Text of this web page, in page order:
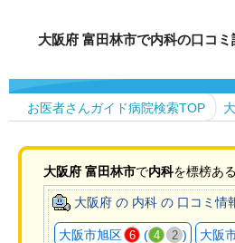
大阪府 富田林市で内科の口コ
お医者さんガイド病院検索TOP
大阪府 富田林市で内科を標榜あ
大阪府 の 内科 の 口コミ情
大阪市旭区 6 ( 4 2 ) 大阪